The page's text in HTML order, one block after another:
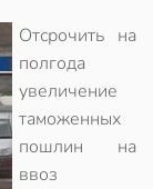
Отсрочить на
полгода
увеличение
таможенных
пошлин на
ввоз